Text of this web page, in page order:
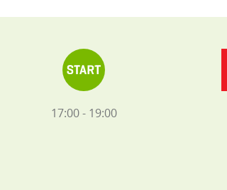
17:00 - 19:00